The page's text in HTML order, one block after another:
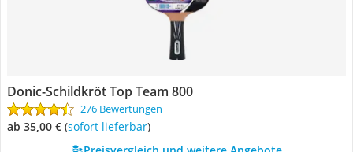
Donic-Schildkröt Top Team 800
276 Bewertungen
ab 35,00 € ( Sofort lieferbar)